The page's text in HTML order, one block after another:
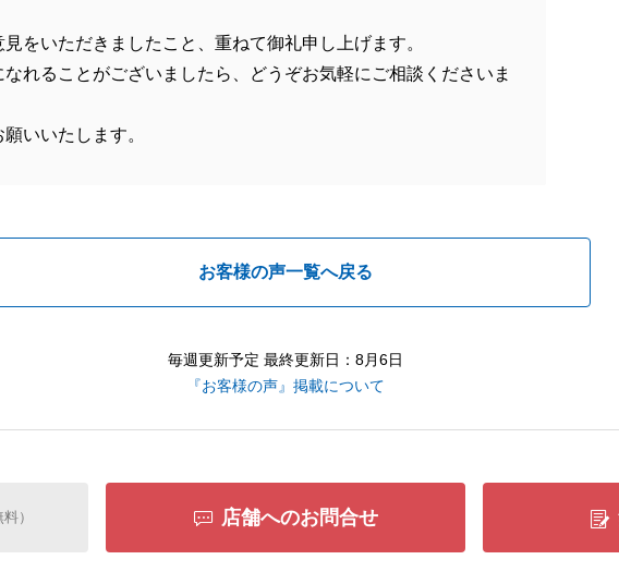
をいただきましたこと、重ねて御礼申し上げます。
なれることがございましたら、どうぞお気軽にご相談くださいま
いいたします。
お客様の声一覧へ戻る
毎週更新予定 最終更新日：8月6日
『お客様の声』掲載について
） 店舗へのお問合せ